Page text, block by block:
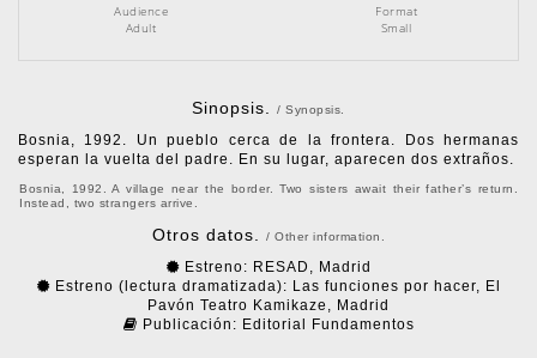
Audience
Adult
Format
Small
Sinopsis./ Synopsis.
Bosnia, 1992. Un pueblo cerca de la frontera. Dos hermanas
esperan la vuelta del padre. En su lugar, aparecen dos extraños.
Bosnia, 1992. A village near the border. Two sisters await their father’s return.
Instead, two strangers arrive.
Otros datos. / Other information.
Estreno: RESAD, Madrid
Estreno (lectura dramatizada): Las funciones por hacer, El
Pavón Teatro Kamikaze, Madrid
Publicación: Editorial Fundamentos